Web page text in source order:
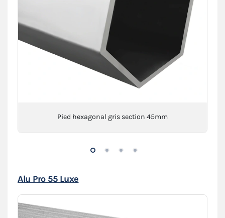
Pied hexagonal gris section 45mm
Alu Pro 55 Luxe